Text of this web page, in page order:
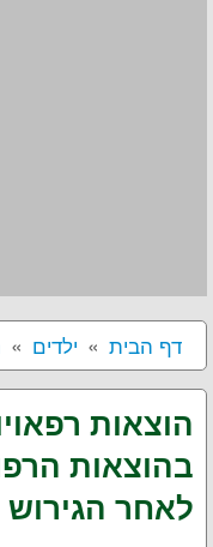
דף הבית ילדים
הוצאות
בהוצאות
לאחר הגירוש